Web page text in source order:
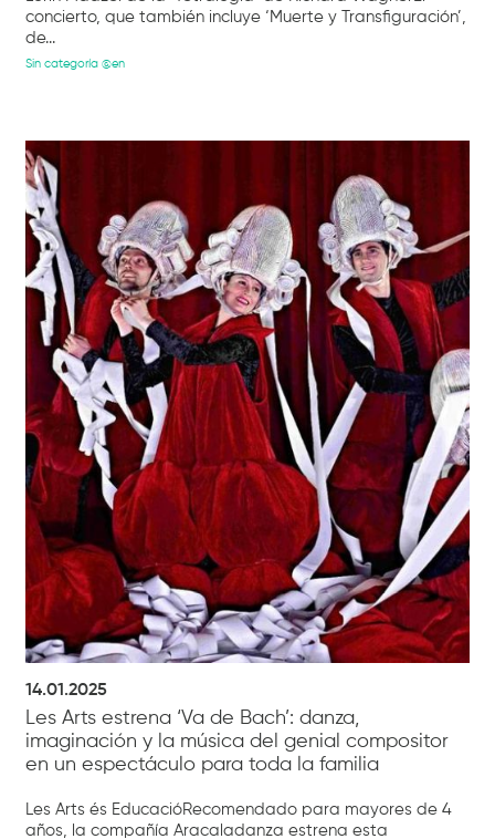
concierto, que también incluye ‘Muerte y Transfiguración’,
de...
Sin categoría @en
14.01.2025
Les Arts estrena ‘Va de Bach’: danza,
imaginación y la música del genial compositor
en un espectáculo para toda la familia
Les Arts és EducacióRecomendado para mayores de 4
años, la compañía Aracaladanza estrena esta